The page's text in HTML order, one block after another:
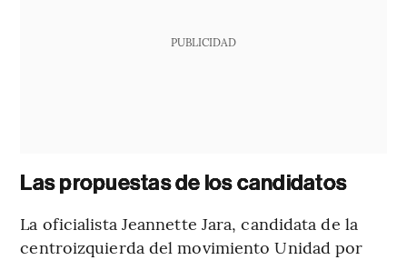
PUBLICIDAD
Las propuestas de los candidatos
La oficialista Jeannette Jara, candidata de la
centroizquierda del movimiento Unidad por